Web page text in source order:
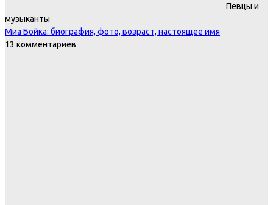
Певцы и
музыканты
Миа Бойка: биография, фото, возраст, настоящее имя
13 комментариев